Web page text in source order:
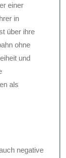
einer
in
über ihre
ohne
und
als
negative